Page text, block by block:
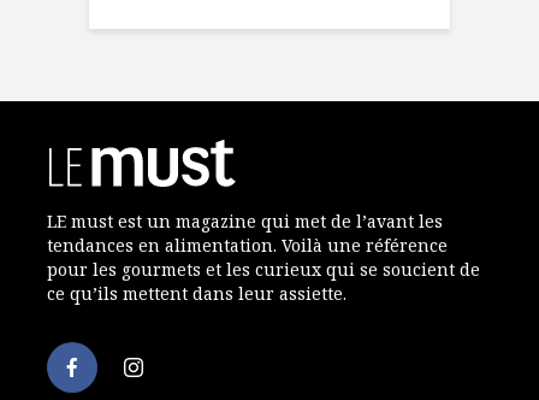
LE must est un magazine qui met de l’avant les
tendances en alimentation. Voilà une référence
pour les gourmets et les curieux qui se soucient de
ce qu’ils mettent dans leur assiette.